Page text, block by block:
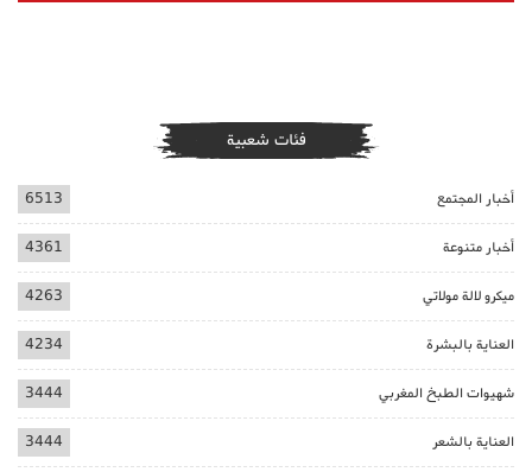
فئات شعبية
أخبار المجتمع 6513
أخبار متنوعة 4361
ميكرو لالة مولاتي 4263
العناية بالبشرة 4234
شهيوات الطبخ المغربي 3444
العناية بالشعر 3444